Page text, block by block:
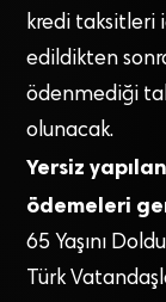
kredi taksitleri
edildikten
ödenmediği
olunacak.
Yersiz
ödemeleri
65 Yaşını
Türk